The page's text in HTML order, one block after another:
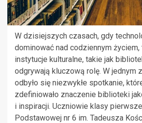
W dzisiejszych czasach, gdy
dominować nad codziennym życiem,
instytucje kulturalne, takie jak
odgrywają kluczową rolę. W jednym
odbyło się niezwykłe spotkanie,
zdefiniowało znaczenie biblioteki
i inspiracji. Uczniowie klasy
Podstawowej nr 6 im. Tadeusza